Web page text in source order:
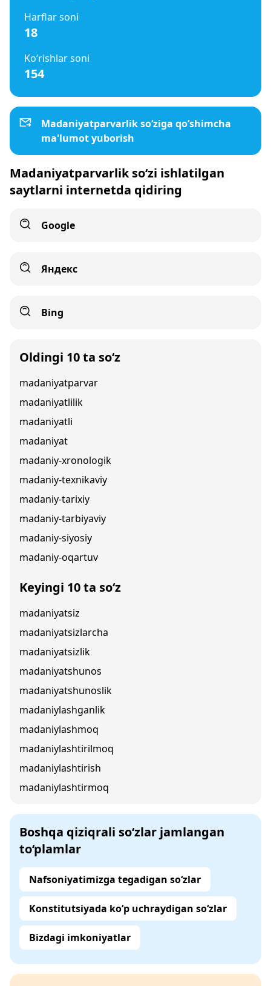
Harflar soni
18
Ko‘rishlar soni
154
Madaniyatparvarlik so‘ziga qo‘shimcha
ma'lumot yuborish
Madaniyatparvarlik so‘zi ishlatilgan
saytlarni internetda qidiring
Google
Яндекс
Bing
Oldingi 10 ta so‘z
madaniyatparvar
madaniyatlilik
madaniyatli
madaniyat
madaniy-xronologik
madaniy-texnikaviy
madaniy-tarixiy
madaniy-tarbiyaviy
madaniy-siyosiy
madaniy-oqartuv
Keyingi 10 ta so‘z
madaniyatsiz
madaniyatsizlarcha
madaniyatsizlik
madaniyatshunos
madaniyatshunoslik
madaniylashganlik
madaniylashmoq
madaniylashtirilmoq
madaniylashtirish
madaniylashtirmoq
Boshqa qiziqrali so‘zlar jamlangan
to‘plamlar
Nafsoniyatimizga tegadigan so‘zlar
Konstitutsiyada ko‘p uchraydigan so‘zlar
Bizdagi imkoniyatlar